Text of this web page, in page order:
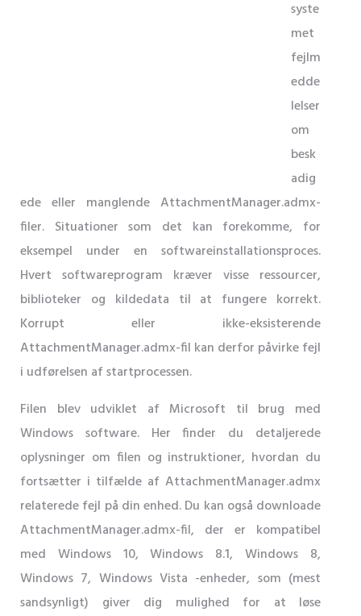
syste
met
fejlm
edde
lelser
om
besk
adig
ede eller manglende AttachmentManager.admx-
filer. Situationer som det kan forekomme, for
eksempel under en softwareinstallationsproces.
Hvert softwareprogram kræver visse ressourcer,
biblioteker og kildedata til at fungere korrekt.
Korrupt eller ikke-eksisterende
AttachmentManager.admx-fil kan derfor påvirke fejl
i udførelsen af ​​startprocessen.
Filen blev udviklet af Microsoft til brug med
Windows software. Her finder du detaljerede
oplysninger om filen og instruktioner, hvordan du
fortsætter i tilfælde af AttachmentManager.admx
relaterede fejl på din enhed. Du kan også downloade
AttachmentManager.admx-fil, der er kompatibel
med Windows 10, Windows 8.1, Windows 8,
Windows 7, Windows Vista -enheder, som (mest
sandsynligt) giver dig mulighed for at løse